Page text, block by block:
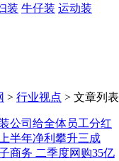
装 牛仔装 运动装
> 行业视点 > 文章列表
公司给全体员工分红
半年净利攀升三成
商务 二季度网购35亿